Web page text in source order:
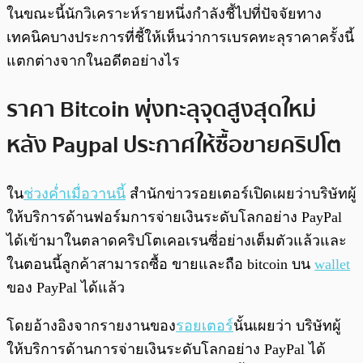
ในขณะนี้นักวิเคราะห์รายหนึ่งกำลังชี้ไปที่ปัจจัยทาง
เทคนิคบางประการที่ชี้ให้เห็นว่าการเบรคทะลุราคาครั้งนี้
แตกต่างจากในอดีตอย่างไร
ราคา Bitcoin พุ่งทะลุจุดสูงสุดใหม่
หลัง Paypal ประกาศให้ซื้อขายคริปโต
ในช่วงค่ำเมื่อวานนี้ สำนักข่าวรอยเตอร์เปิดเผยว่าบริษัทผู้
ให้บริการด้านฟอร์มการจ่ายเงินระดับโลกอย่าง PayPal
ได้เข้ามาในตลาดคริปโตเคอเรนซี่อย่างเต็มตัวแล้วและ
ในตอนนี้ลูกค้าสามารถซื้อ ขายและถือ bitcoin บน wallet
ของ PayPal ได้แล้ว
โดยอ้างอิงจากรายงานของรอยเตอร์นั้นเผยว่า บริษัทผู้
ให้บริการด้านการจ่ายเงินระดับโลกอย่าง PayPal ได้